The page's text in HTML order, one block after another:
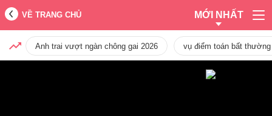
VỀ TRANG CHỦ MỚI NHẤT
Anh trai vượt ngàn chông gai 2026 vụ điểm toán bất